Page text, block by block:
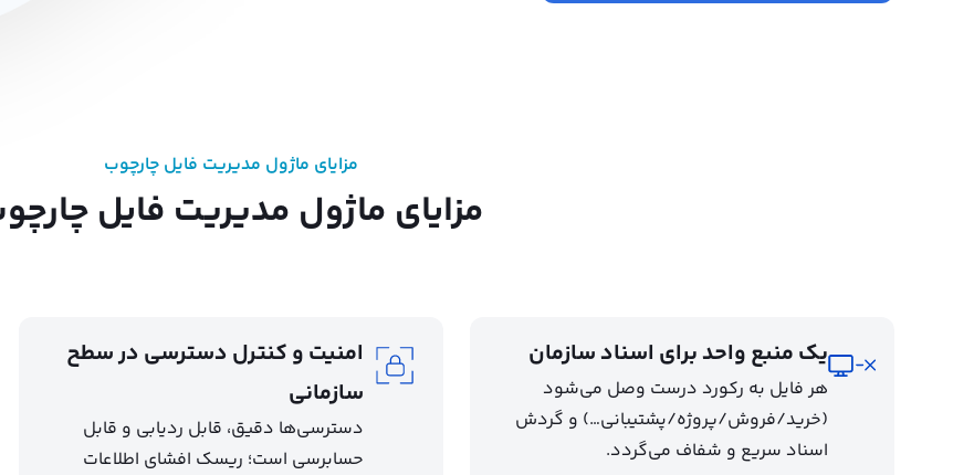
مزایای ماژول مدیریت فایل چارچوب
مزایای ماژول مدیریت فایل
یک منبع واحد برای اسناد سازمان
هر فایل به رکورد درست وصل می‌شود
(خرید/فروش/پروژه/پشتیبانی…) و گردش
اسناد سریع و شفاف می‌گردد.
امنیت و کنترل دسترسی در سطح
سازمانی
دسترسی‌ها دقیق، قابل ردیابی و قابل
حسابرسی است؛ ریسک افشای اطلاعات